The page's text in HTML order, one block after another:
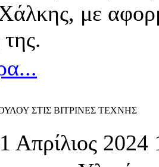
με
ΣΤΙΣ ΒΙΤΡΙΝΕΣ ΤΕΧΝΗΣ
Απρίλιος 2024